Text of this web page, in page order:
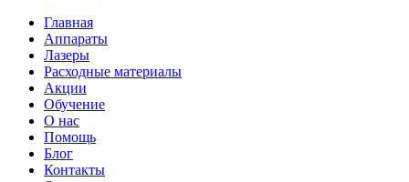
Главная
Аппараты
Лазеры
Расходные материалы
Акции
Обучение
О нас
Помощь
Блог
Контакты